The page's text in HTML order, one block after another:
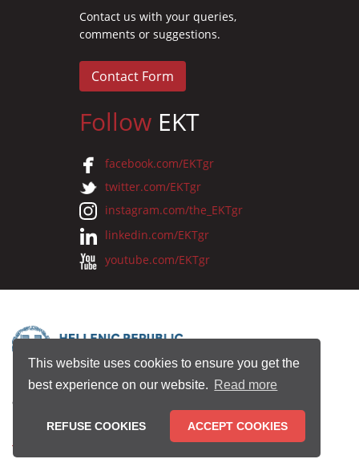
This website uses cookies to ensure you get the
best experience on our website. Read more
REFUSE COOKIES ACCEPT COOKIES
Contact us with your queries,
comments or suggestions.
Contact Form
Follow EKT
facebook.com/EKTgr
twitter.com/EKTgr
instagram.com/the_EKTgr
linkedin.com/EKTgr
youtube.com/EKTgr
© 2026 National Documentation Centre
Terms of Use